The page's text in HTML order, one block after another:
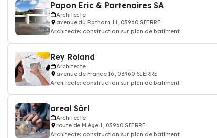
Papon Eric & Partenaires SA
Architecte
avenue du Rothorn 11, 03960 SIERRE
Architecte: construction sur plan de batiment
Rey Roland
Architecte
avenue de France 16, 03960 SIERRE
Architecte: construction sur plan de batiment
areal Sàrl
Architecte
route de Miège 1, 03960 SIERRE
Architecte: construction sur plan de batiment